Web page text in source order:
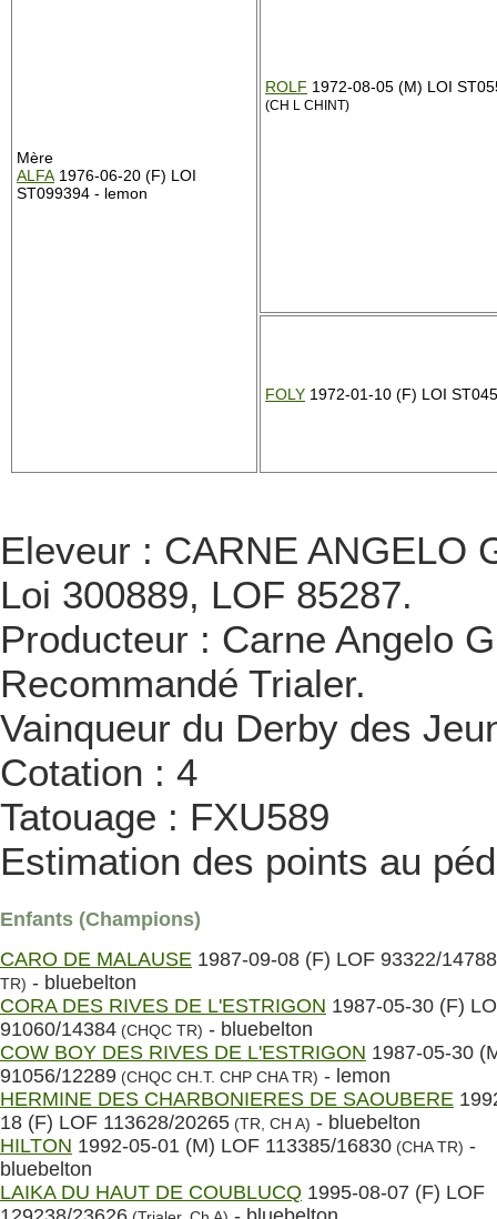
Mère
ALFA 1976-06-20 (F) LOI
ST099394 - lemon
ROLF 1972-08-05 (M) LOI
(CH L CHINT)
FOLY 1972-01-10 (F) LOI
Eleveur : CARNE ANGELO
Loi 300889, LOF 85287.
Producteur : Carne Angelo
Recommandé Trialer.
Vainqueur du Derby des
Cotation : 4
Tatouage : FXU589
Estimation des points au
Enfants (Champions)
CARO DE MALAUSE 1987-09-08 (F) LOF 93322/14788
TR) - bluebelton
CORA DES RIVES DE L'ESTRIGON 1987-05-30 (F)
91060/14384 (CHQC TR) - bluebelton
COW BOY DES RIVES DE L'ESTRIGON 1987-05-30
91056/12289 (CHQC CH.T. CHP CHA TR) - lemon
HERMINE DES CHARBONIERES DE SAOUBERE
18 (F) LOF 113628/20265 (TR, CH A) - bluebelton
HILTON 1992-05-01 (M) LOF 113385/16830 (CHA TR) -
bluebelton
LAIKA DU HAUT DE COUBLUCQ 1995-08-07 (F) LOF